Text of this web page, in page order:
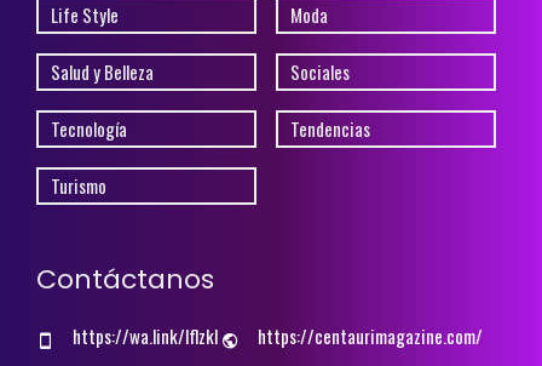
Life Style Moda
Salud y Belleza Sociales
Tecnología Tendencias
Turismo
Contáctanos
https://wa.link/lflzkl
https://centaurimagazine.com/